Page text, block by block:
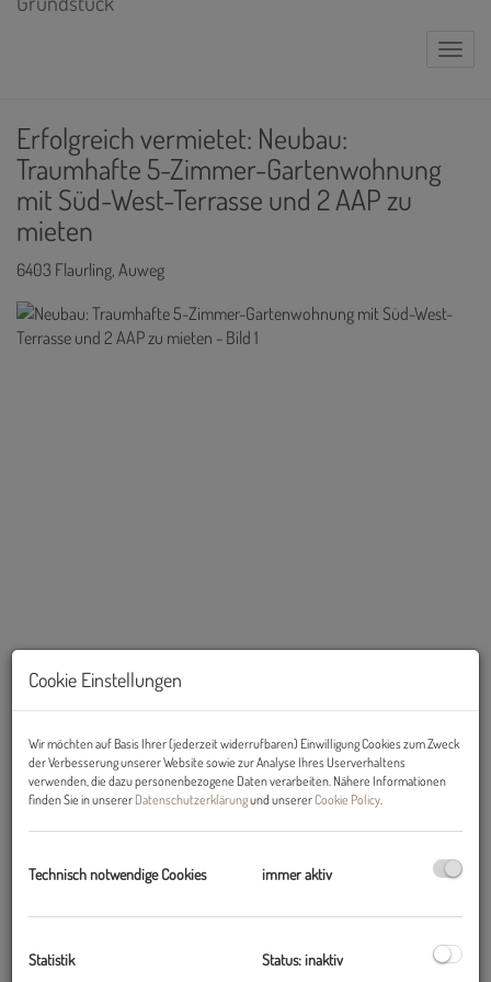
Erfolgreich vermietet: Neubau:
Traumhafte 5-Zimmer-Gartenwohnung
mit Süd-West-Terrasse und 2 AAP zu
mieten
6403 Flaurling, Auweg
Wohnung mit drei Süd-West-Terrassen und zwei Autoabstellplätzen
Lagebeschreibung
Der Urlaubsort Flaurling liegt im Inntal zwischen
Cookie Einstellungen
Wir möchten auf Basis Ihrer (jederzeit widerrufbaren) Einwilligung Cookies zum Zweck
der Verbesserung unserer Website sowie zur Analyse Ihres Userverhaltens
verwenden, die dazu personenbezogene Daten verarbeiten. Nähere Informationen
finden Sie in unserer Datenschutzerklärungund unsererCookie Policy
Technisch notwendige Cookies immer aktiv
Statistik Status: inaktiv